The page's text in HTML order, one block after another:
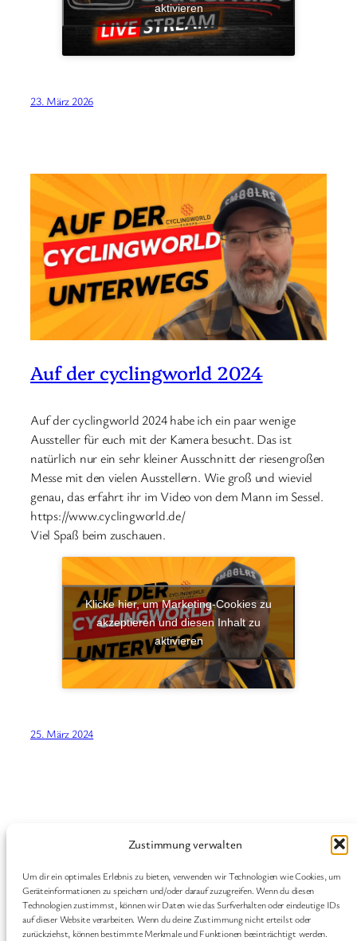
Zustimmung verwalten
Um dir ein optimales Erlebnis zu bieten, verwenden wir Technologien wie Cookies, um
Geräteinformationen zu speichern und/oder darauf zuzugreifen. Wenn du diesen
Technologien zustimmst, können wir Daten wie das Surfverhalten oder eindeutige IDs
auf dieser Website verarbeiten. Wenn du deine Zustimmung nicht erteilst oder
zurückziehst, können bestimmte Merkmale und Funktionen beeinträchtigt werden.
aktivieren
23. März 2026
Auf der cyclingworld 2024
Auf der cyclingworld 2024 habe ich ein paar wenige
Aussteller für euch mit der Kamera besucht. Das ist
natürlich nur ein sehr kleiner Ausschnitt der riesengroßen
Messe mit den vielen Ausstellern. Wie groß und wieviel
genau, das erfahrt ihr im Video von dem Mann im Sessel.
https://www.cyclingworld.de/
Viel Spaß beim zuschauen.
Klicke hier, um Marketing-Cookies zu
akzeptieren und diesen Inhalt zu
aktivieren
25. März 2024
Graveltu.be
Ein Blog von Pascal Kurschildgen rund um
Gravelbikes, Bikepacking und Technik